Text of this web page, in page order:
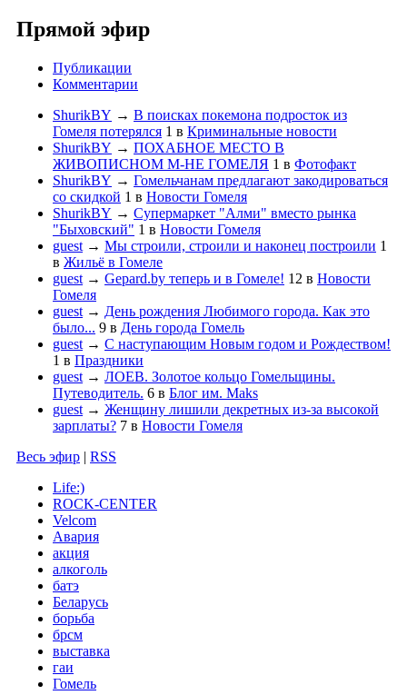
Прямой эфир
Публикации
Комментарии
ShurikBY → В поисках покемона подросток из
Гомеля потерялся 1 в Криминальные новости
ShurikBY → ПОХАБНОЕ МЕСТО В
ЖИВОПИСНОМ М-НЕ ГОМЕЛЯ 1 в Фотофакт
ShurikBY → Гомельчанам предлагают закодироваться
со скидкой 1 в Новости Гомеля
ShurikBY → Супермаркет "Алми" вместо рынка
"Быховский" 1 в Новости Гомеля
guest → Мы строили, строили и наконец построили 1
в Жильё в Гомеле
guest → Gepard.by теперь и в Гомеле! 12 в Новости
Гомеля
guest → День рождения Любимого города. Как это
было... 9 в День города Гомель
guest → С наступающим Новым годом и Рождеством!
1 в Праздники
guest → ЛОЕВ. Золотое кольцо Гомельщины.
Путеводитель. 6 в Блог им. Maks
guest → Женщину лишили декретных из-за высокой
зарплаты? 7 в Новости Гомеля
Весь эфир | RSS
Life:)
ROCK-CENTER
Velcom
Авария
акция
алкоголь
батэ
Беларусь
борьба
брсм
выставка
гаи
Гомель